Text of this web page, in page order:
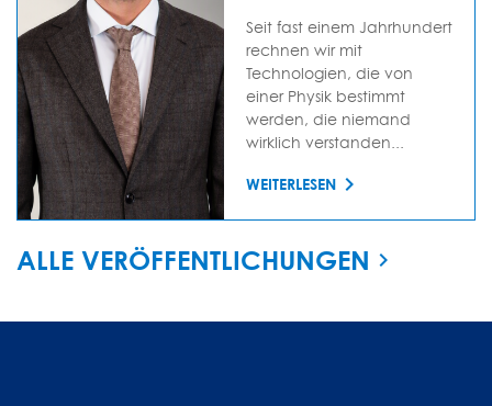
Seit fast einem Jahrhundert
rechnen wir mit
Technologien, die von
einer Physik bestimmt
werden, die niemand
wirklich verstanden...
WEITERLESEN
ALLE VERÖFFENTLICHUNGEN